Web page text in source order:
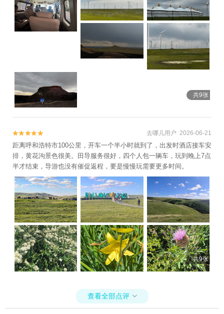
共9张

 去哪儿用户 2026-06-21
距离呼和浩特市100公里，开车一个半小时就到了，出发时酒店接车安
排，黄花沟景色很美。田导服务很好，四个人包一辆车，玩到晚上7点
半才结束，导游也没有催促返程，要是慢慢玩需要更多时间。
共9张
查看全部点评 